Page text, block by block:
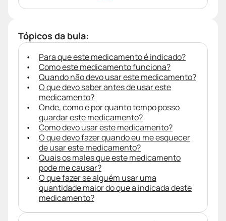
Tópicos da bula:
Para que este medicamento é indicado?
Como este medicamento funciona?
Quando não devo usar este medicamento?
O que devo saber antes de usar este
medicamento?
Onde, como e por quanto tempo posso
guardar este medicamento?
Como devo usar este medicamento?
O que devo fazer quando eu me esquecer
de usar este medicamento?
Quais os males que este medicamento
pode me causar?
O que fazer se alguém usar uma
quantidade maior do que a indicada deste
medicamento?